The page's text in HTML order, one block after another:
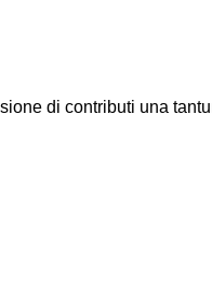
di contributi una